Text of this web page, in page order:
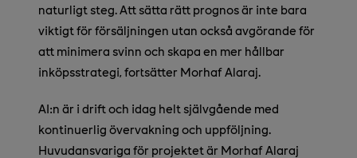
naturligt steg. Att sätta rätt prognos är inte bara
viktigt för försäljningen utan också avgörande för
att minimera svinn och skapa en mer hållbar
inköpsstrategi, fortsätter Morhaf Alaraj.
AI:n är i drift och idag helt självgående med
kontinuerlig övervakning och uppföljning.
Huvudansvariga för projektet är Morhaf Alaraj